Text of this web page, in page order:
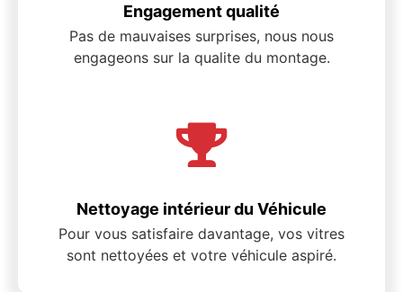
Engagement qualité
Pas de mauvaises surprises, nous nous
engageons sur la qualite du montage.
Nettoyage intérieur du Véhicule
Pour vous satisfaire davantage, vos vitres
sont nettoyées et votre véhicule aspiré.